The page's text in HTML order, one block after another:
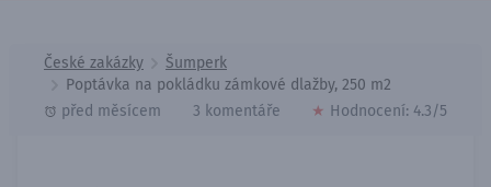
České zakázky
Šumperk
Poptávka na pokládku zámkové dlažby, 250 m2
před měsícem
3 komentáře ★ Hodnocení: 4.3/5